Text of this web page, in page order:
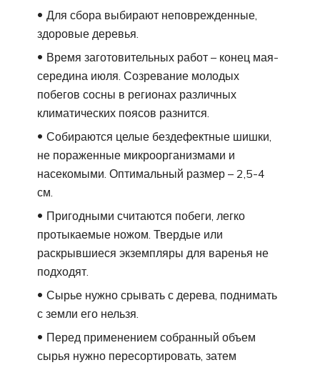
Для сбора выбирают неповрежденные,
здоровые деревья.
Время заготовительных работ – конец мая-
середина июля. Созревание молодых
побегов сосны в регионах различных
климатических поясов разнится.
Собираются целые бездефектные шишки,
не пораженные микроорганизмами и
насекомыми. Оптимальный размер – 2,5-4
см.
Пригодными считаются побеги, легко
протыкаемые ножом. Твердые или
раскрывшиеся экземпляры для варенья не
подходят.
Сырье нужно срывать с дерева, поднимать
с земли его нельзя.
Перед применением собранный объем
сырья нужно пересортировать, затем